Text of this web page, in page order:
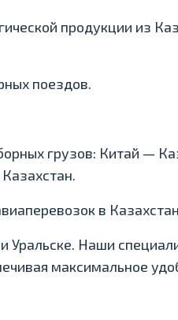
продукции из
поездов.
грузов: Китай —
в
Уральске. Наши
максимальное